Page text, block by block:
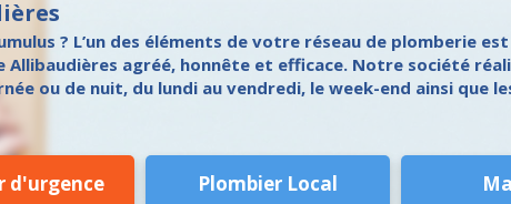
? L’un des éléments de votre réseau de plomberie
Allibaudières agréé, honnête et efficace. Notre société
ou de nuit, du lundi au vendredi, le week-end ainsi que
d'urgence Plombier Local